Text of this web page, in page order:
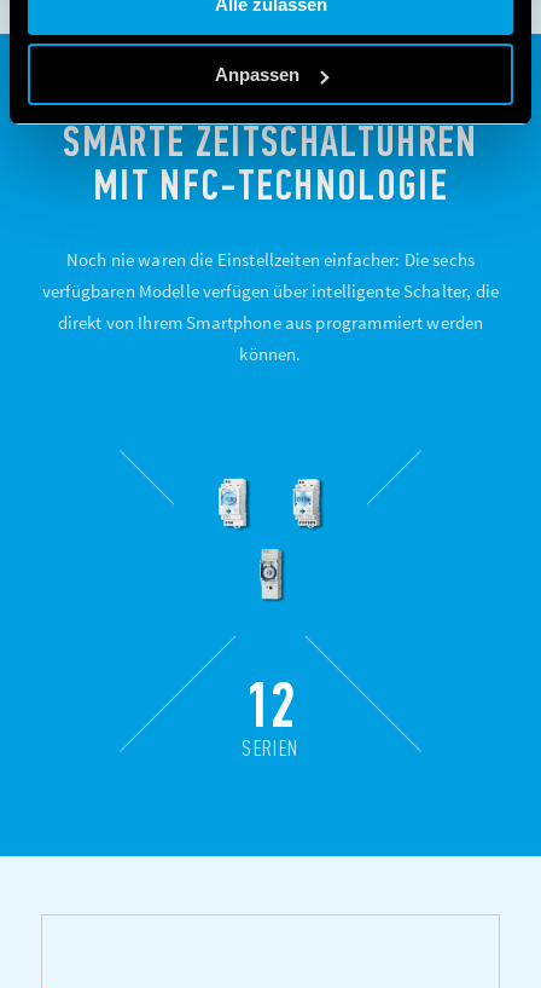
Cookie policy.
Anpassen
SMARTE ZEITSCHALTUHREN
MIT NFC-TECHNOLOGIE
Noch nie waren die Einstellzeiten einfacher: Die sechs
verfügbaren Modelle verfügen über intelligente Schalter, die
direkt von Ihrem Smartphone aus programmiert werden
können.
12
SERIEN